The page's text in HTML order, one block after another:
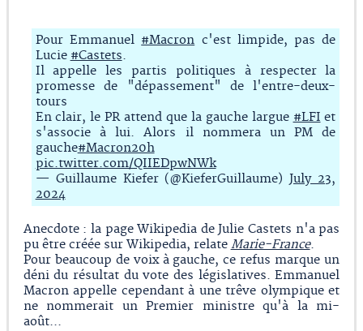
Pour Emmanuel #Macron c'est limpide, pas de
Lucie #Castets.
Il appelle les partis politiques à respecter la
promesse de "dépassement" de l'entre-deux-
tours
En clair, le PR attend que la gauche largue #LFI et
s'associe à lui. Alors il nommera un PM de
gauche#Macron20h
pic.twitter.com/QIIEDpwNWk
— Guillaume Kiefer (@KieferGuillaume)July 23,
2024
Anecdote : la page Wikipedia de Julie Castets n'a pas
pu être créée sur Wikipedia, relate Marie-France.
Pour beaucoup de voix à gauche, ce refus marque un
déni du résultat du vote des législatives. Emmanuel
Macron appelle cependant à une trêve olympique et
ne nommerait un Premier ministre qu'à la mi-
août...